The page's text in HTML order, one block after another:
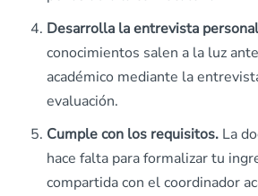
Desarrolla la entrevista
conocimientos salen a la luz
académico mediante la
evaluación.
Cumple con los requisitos. La
hace falta para formalizar tu
compartida con el coordinador